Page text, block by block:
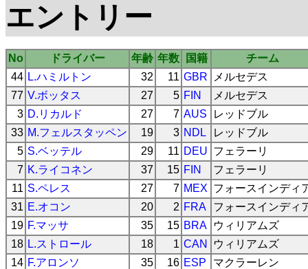
エントリー
No ドライバー 年齢 年数 国籍
チーム
44 L.ハミルトン 32 11 GBR
メルセデス
77 V.ボッタス 27 5 FIN
メルセデス
3 D.リカルド 27 7 AUS
レッドブル
33 M.フェルスタッペン 19 3 NDL
レッドブル
5 S.ベッテル 29 11 DEU フェラーリ
7 K.ライコネン 37 15 FIN
フェラーリ
11 S.ペレス 27 7 MEX フォースインディ
31 E.オコン 20 2 FRA
フォースインディ
19 F.マッサ 35 15 BRA
ウィリアムズ
18 L.ストロール 18 1 CAN
ウィリアムズ
14 F.アロンソ 35 16 ESP
マクラーレン